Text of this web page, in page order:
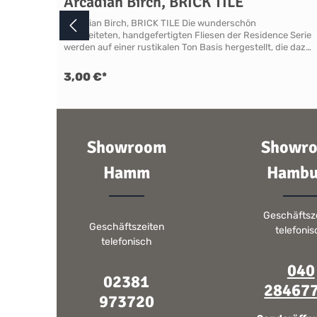
Arcadian Birch, BRICK TILE Die wunderschön
gearbeiteten, handgefertigten Fliesen der Residence Serie
werden auf einer rustikalen Ton Basis hergestellt, die dazu
Oberflächen und unebene Kanten haben, ein Stil, der in
Küchen, Essbereichen, Hauswirtschaftsräumen, Bädern,
gedeckten Farben und die Craquelé Glasur der Kollektion
Möglichkeit ganze Boxen zu erwerben.In einer Box
befinden sich 10 Fliesen - unser Shop ist
dementsprechend bereits für Sie vorbereitet. Ausführung
Breite 200 mm, Höhe 100 mm, Tiefe 10 mmSerie:
einschließlich Nassbereiche wie Dusche, Küchenspüle oder
Kochbereich unter Anwendung eines
geeignet! Eignung FÜR NASSBEREICHE ABERNICHT FÜR
POWER DUSCHEN GEEIGNETWir empfehlen nicht, Fliesen
mit Haarrissen oder Craquelé in Power-Duschen
bzw.Duschen mit sehr hohem Wasserduck zu
installieren.NEIGUNG ZU HAARRISSBILDUNG /
3,00 €*
Showroom
Hamm
Geschäftszeiten
telefonisch
02381
973720
040